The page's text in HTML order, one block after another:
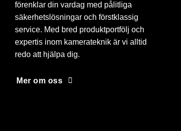
förenklar din vardag med pålitliga
säkerhetslösningar och förstklassig
service. Med bred produktportfölj och
expertis inom kamerateknik är vi alltid
redo att hjälpa dig.
Mer om oss